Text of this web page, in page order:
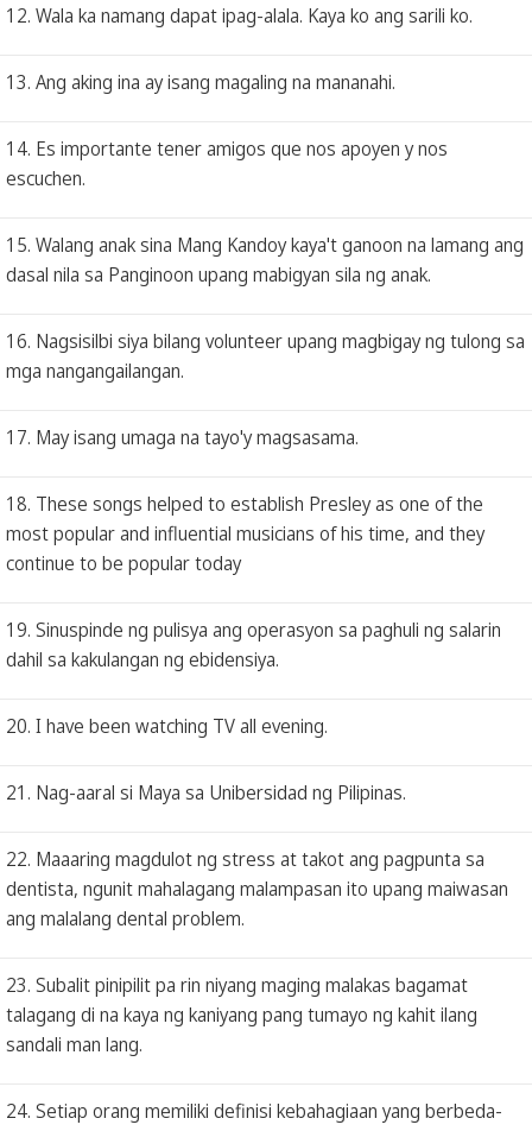
12. Wala ka namang dapat ipag-alala. Kaya ko ang sarili ko.
13. Ang aking ina ay isang magaling na mananahi.
14. Es importante tener amigos que nos apoyen y nos
escuchen.
15. Walang anak sina Mang Kandoy kaya't ganoon na lamang ang
dasal nila sa Panginoon upang mabigyan sila ng anak.
16. Nagsisilbi siya bilang volunteer upang magbigay ng tulong sa
mga nangangailangan.
17. May isang umaga na tayo'y magsasama.
18. These songs helped to establish Presley as one of the
most popular and influential musicians of his time, and they
continue to be popular today
19. Sinuspinde ng pulisya ang operasyon sa paghuli ng salarin
dahil sa kakulangan ng ebidensiya.
20. I have been watching TV all evening.
21. Nag-aaral si Maya sa Unibersidad ng Pilipinas.
22. Maaaring magdulot ng stress at takot ang pagpunta sa
dentista, ngunit mahalagang malampasan ito upang maiwasan
ang malalang dental problem.
23. Subalit pinipilit pa rin niyang maging malakas bagamat
talagang di na kaya ng kaniyang pang tumayo ng kahit ilang
sandali man lang.
24. Setiap orang memiliki definisi kebahagiaan yang berbeda-